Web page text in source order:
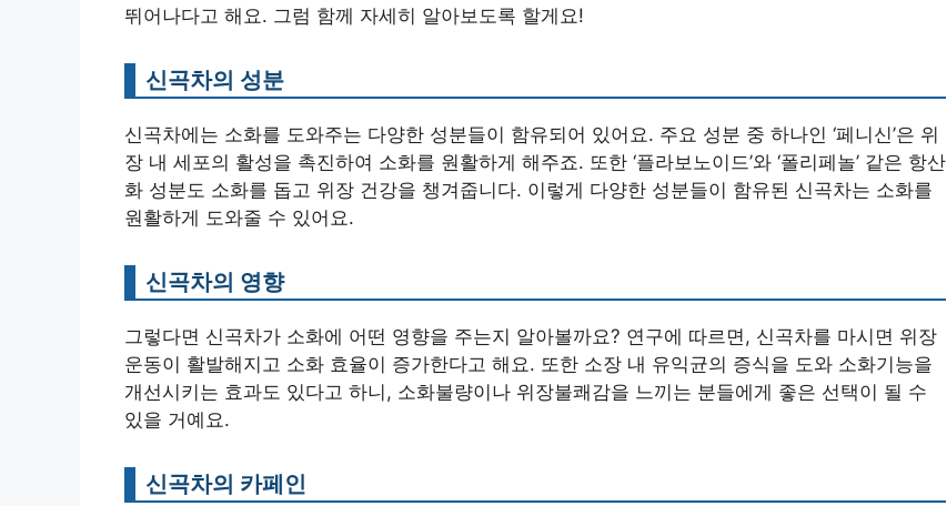
뛰어나다고 해요. 그럼 함께 자세히 알아보도록 할게요!
신곡차의 성분
신곡차에는 소화를 도와주는 다양한 성분들이 함유되어 있어요. 주요 성분 중 하나인 ‘페니신’은 위
장 내 세포의 활성을 촉진하여 소화를 원활하게 해주죠. 또한 ‘플라보노이드’와 ‘폴리페놀’ 같은 항산
화 성분도 소화를 돕고 위장 건강을 챙겨줍니다. 이렇게 다양한 성분들이 함유된 신곡차는 소화를
원활하게 도와줄 수 있어요.
신곡차의 영향
그렇다면 신곡차가 소화에 어떤 영향을 주는지 알아볼까요? 연구에 따르면, 신곡차를 마시면 위장
운동이 활발해지고 소화 효율이 증가한다고 해요. 또한 소장 내 유익균의 증식을 도와 소화기능을
개선시키는 효과도 있다고 하니, 소화불량이나 위장불쾌감을 느끼는 분들에게 좋은 선택이 될 수
있을 거예요.
신곡차의 카페인